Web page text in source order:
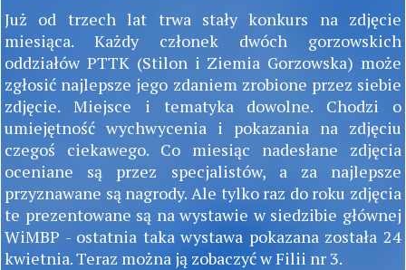
Już od trzech lat trwa stały konkurs na zdjęcie
miesiąca. Każdy członek dwóch gorzowskich
oddziałów PTTK (Stilon i Ziemia Gorzowska) może
zgłosić najlepsze jego zdaniem zrobione przez siebie
zdjęcie. Miejsce i tematyka dowolne. Chodzi o
umiejętność wychwycenia i pokazania na zdjęciu
czegoś ciekawego. Co miesiąc nadesłane zdjęcia
oceniane są przez specjalistów, a za najlepsze
przyznawane są nagrody. Ale tylko raz do roku zdjęcia
te prezentowane są na wystawie w siedzibie głównej
WiMBP - ostatnia taka wystawa pokazana została 24
kwietnia. Teraz można ją zobaczyć w Filii nr 3.